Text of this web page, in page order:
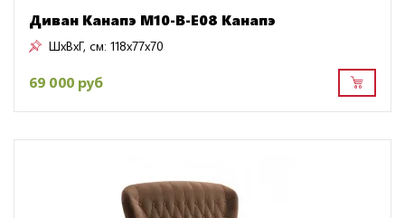
Диван Канапэ M10-B-E08 Канапэ
ШxВxГ, см: 118x77x70
69 000 руб